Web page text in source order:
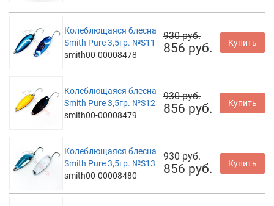
Колеблющаяся блесна
Smith Pure 3,5гр. №S11
smith00-00008478
930 руб.
856 руб. Купить
Колеблющаяся блесна
Smith Pure 3,5гр. №S12
smith00-00008479
930 руб.
856 руб. Купить
Колеблющаяся блесна
Smith Pure 3,5гр. №S13
smith00-00008480
930 руб.
856 руб. Купить